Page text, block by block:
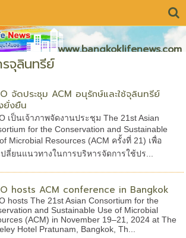
www.bangkoklifenews.com
จุลินทรีย์
จัดประชุม ACM อนุรักษ์และใช้จุลินทรีย์
ยั่งยืน
เป็นเจ้าภาพจัดงานประชุม The 21st Asian
for the Conservation and Sustainable
Microbial Resources (ACM ครั้งที่ 21) เพื่อ
ปลี่ยนแนวทางในการบริหารจัดการใช้ปร...
hosts ACM conference in Bangkok
hosts The 21st Asian Consortium for the
and Sustainable Use of Microbial
(ACM) in November 19–21, 2024 at The
Hotel Pratunam, Bangkok, Th...